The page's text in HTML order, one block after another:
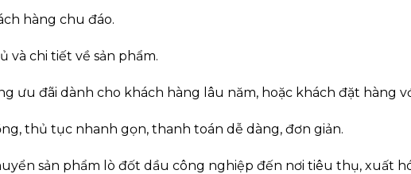
hàng chu đáo.
và chi tiết về sản phẩm.
ưu đãi dành cho khách hàng lâu năm, hoặc khách đặt hàng
thủ tục nhanh gọn, thanh toán dễ dàng, đơn giản.
sản phẩm lò đốt dầu công nghiệp đến nơi tiêu thụ, xuất